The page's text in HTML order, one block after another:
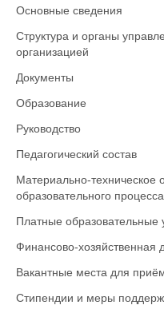
Основные сведения
Структура и органы
организацией
Документы
Образование
Руководство
Педагогический состав
Материально-техническое
образовательного
Платные образовательные
Финансово-хозяйственная
Вакантные места для
Стипендии и меры